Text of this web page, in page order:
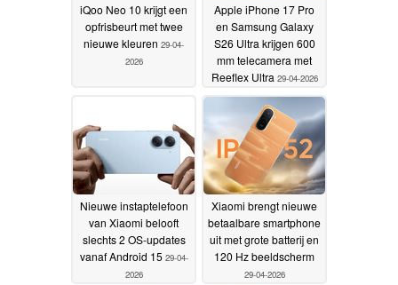
iQoo Neo 10 krijgt een
opfrisbeurt met twee
nieuwe kleuren 29-04-
2026
Apple iPhone 17 Pro
en Samsung Galaxy
S26 Ultra krijgen 600
mm telecamera met
Reeflex Ultra 29-04-2026
Nieuwe instaptelefoon
van Xiaomi belooft
slechts 2 OS-updates
vanaf Android 15 29-04-
2026
Xiaomi brengt nieuwe
betaalbare smartphone
uit met grote batterij en
120 Hz beeldscherm
29-04-2026